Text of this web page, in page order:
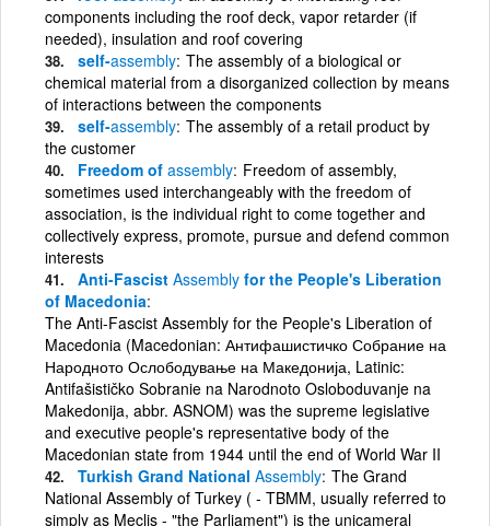
components including the roof deck, vapor retarder (if
needed), insulation and roof covering
self-assembly The assembly of a biological or
chemical material from a disorganized collection by means
of interactions between the components
self-assembly The assembly of a retail product by
the customer
Freedom of assembly Freedom of assembly,
sometimes used interchangeably with the freedom of
association, is the individual right to come together and
collectively express, promote, pursue and defend common
interests
Anti-Fascist Assembly for the People's Liberation
of Macedonia
The Anti-Fascist Assembly for the People's Liberation of
Macedonia (Macedonian: Антифашистичко Собрание на
Народното Ослободување на Македонија, Latinic:
Antifašističko Sobranie na Narodnoto Osloboduvanje na
Makedonija, abbr. ASNOM) was the supreme legislative
and executive people's representative body of the
Macedonian state from 1944 until the end of World War II
Turkish Grand National Assembly The Grand
National Assembly of Turkey ( - TBMM, usually referred to
simply as Meclis - "the Parliament") is the unicameral